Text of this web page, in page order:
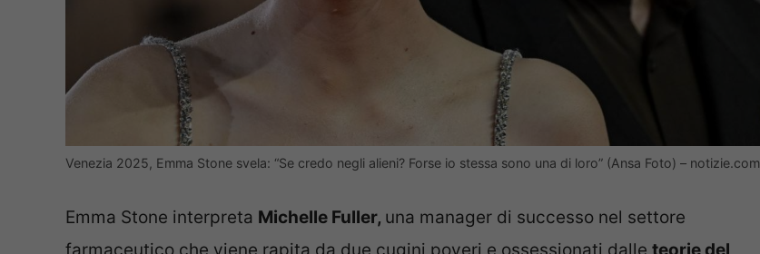
Venezia 2025, Emma Stone svela: “Se credo negli alieni? Forse io stessa sono una di loro” (Ansa Foto) – notizie.com
Emma Stone interpreta Michelle Fuller, una manager di successo nel settore
farmaceutico che viene rapita da due cugini poveri e ossessionati dalle teorie del